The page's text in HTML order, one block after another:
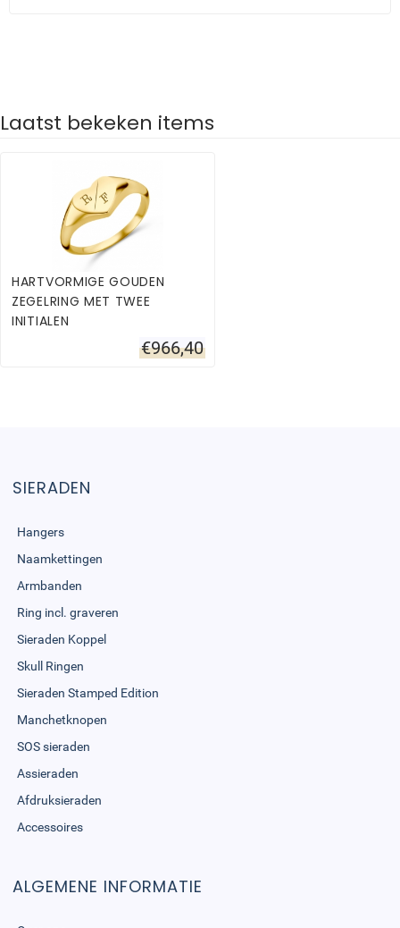
Laatst bekeken items
HARTVORMIGE GOUDEN
ZEGELRING MET TWEE
INITIALEN
€966,40
SIERADEN
Hangers
Naamkettingen
Armbanden
Ring incl. graveren
Sieraden Koppel
Skull Ringen
Sieraden Stamped Edition
Manchetknopen
SOS sieraden
Assieraden
Afdruksieraden
Accessoires
ALGEMENE INFORMATIE